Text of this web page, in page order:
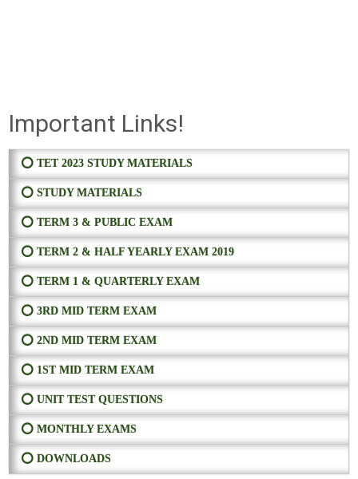
Important Links!
⭕ TET 2023 STUDY MATERIALS
⭕ STUDY MATERIALS
⭕ TERM 3 & PUBLIC EXAM
⭕ TERM 2 & HALF YEARLY EXAM 2019
⭕ TERM 1 & QUARTERLY EXAM
⭕ 3RD MID TERM EXAM
⭕ 2ND MID TERM EXAM
⭕ 1ST MID TERM EXAM
⭕ UNIT TEST QUESTIONS
⭕ MONTHLY EXAMS
⭕ DOWNLOADS